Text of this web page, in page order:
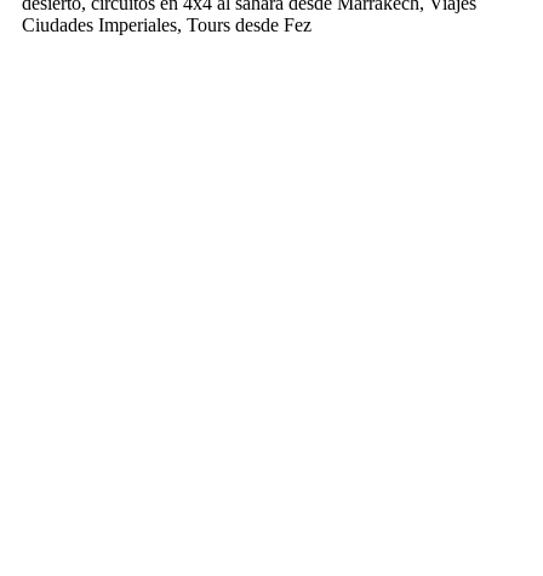
Ciudades Imperiales, Tours desde Fez